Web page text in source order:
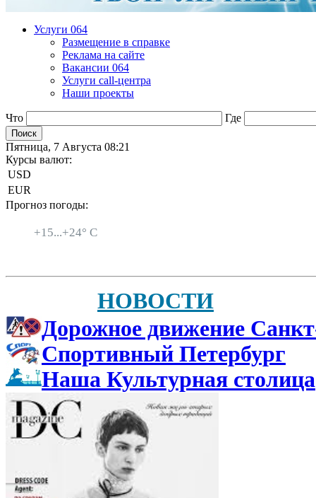
Услуги 064
Размещение в справке
Реклама на сайте
Вакансии 064
Услуги call-центра
Наши проекты
Что Где
Пятница, 7 Августа 08:21
Курсы валют:
USD
EUR
Прогноз погоды:
+15...+24° C
НОВОСТИ
Дорожное движение
Спортивный Петербург
Наша Культурная столица